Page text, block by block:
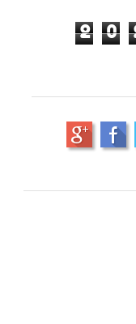
2 0